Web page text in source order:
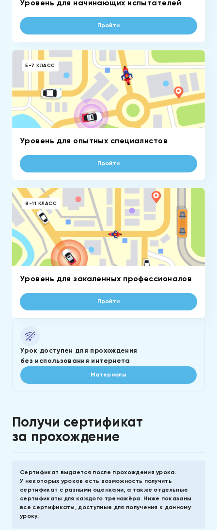
Уровень для начинающих испытателей
Пройти
5-7 КЛАСС
Уровень для опытных специалистов
Пройти
8-11 КЛАСС
Уровень для закаленных профессионалов
Пройти
Урок доступен для прохождения
без использования интернета
Материалы
Получи сертификат
за прохождение
Сертификат выдается после прохождения урока.
У некоторых уроков есть возможность получить
сертификат с разными оценками, а также отдельные
сертификаты для каждого тренажёра. Ниже показаны
все сертификаты, доступные для получения к данному
уроку.